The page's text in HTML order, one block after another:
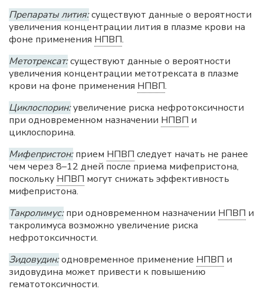
Препараты лития:существуют данные о вероятности
увеличения концентрации лития в плазме крови на
фоне применения НПВП.
Метотрексат:существуют данные о вероятности
увеличения концентрации метотрексата в плазме
крови на фоне применения НПВП.
Циклоспорин:увеличение риска нефротоксичности
при одновременном назначении НПВП и
циклоспорина.
Мифепристон:прием НПВП следует начать не ранее
чем через 8–12 дней после приема мифепристона,
поскольку НПВП могут снижать эффективность
мифепристона.
Такролимус:при одновременном назначении НПВП и
такролимуса возможно увеличение риска
нефротоксичности.
Зидовудин:одновременное применение НПВП и
зидовудина может привести к повышению
гематотоксичности.